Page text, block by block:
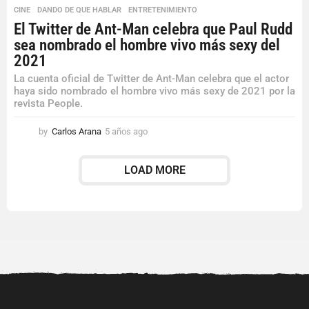
CINE ,DANDO DE QUE HABLAR ,ENTRETENIMIENTO
El Twitter de Ant-Man celebra que Paul Rudd
sea nombrado el hombre vivo más sexy del
2021
La cuenta oficial de Twitter de Ant-Man celebra que el actor
haya sido nombrado el hombre vivo más sexy de 2021 por la
revista People.
by Carlos Arana 5 años ago
o
LOAD MORE